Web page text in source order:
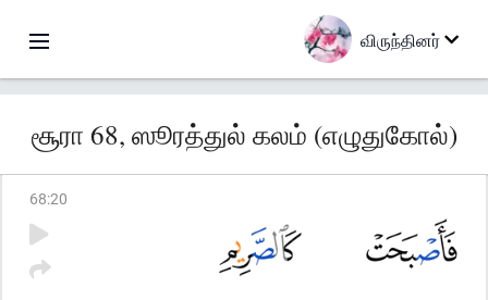
விருந்தினர்
சூரா 68, ஸூரத்துல் கலம் (எழுதுகோல்)
68:20